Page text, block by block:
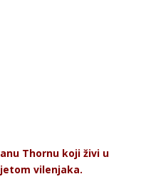
Thornu koji živi u
vilenjaka.